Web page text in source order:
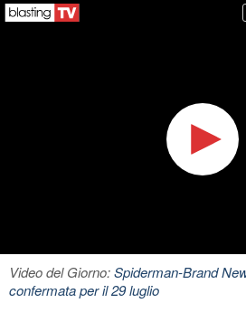
Video del Giorno:Spiderman-Brand
confermata per il 29 luglio